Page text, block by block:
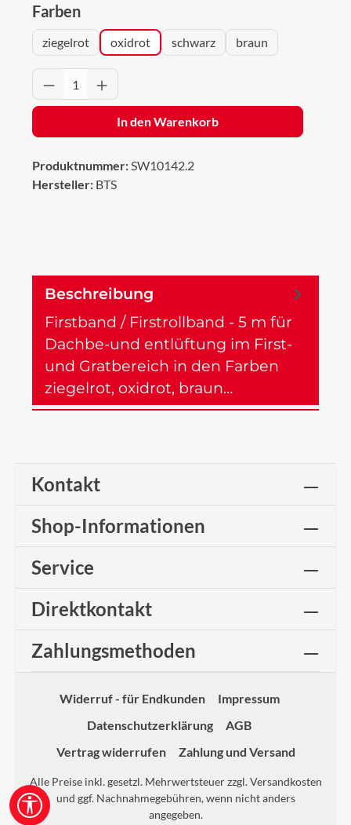
Farbenauswählen
ziegelrot oxidrot schwarz braun
Produkt Anzahl: Gib den gewünschten
In den Warenkorb
Produktnummer:SW10142.2
Hersteller: BTS
Beschreibung
Firstband / Firstrollband - 5 m für
Dachbe-und entlüftung im First-
und Gratbereich in den Farben
ziegelrot, oxidrot, braun…
Kontakt
Shop-Informationen
Service
Direktkontakt
Zahlungsmethoden
Widerruf - für Endkunden
Impressum
Datenschutzerklärung
AGB
Vertrag widerrufen
Zahlung und Versand
Alle Preise inkl. gesetzl. Mehrwertsteuer zzgl.Versandkosten
und ggf. Nachnahmegebühren, wenn nicht anders
angegeben.
Werkzeugleiste anzeigen